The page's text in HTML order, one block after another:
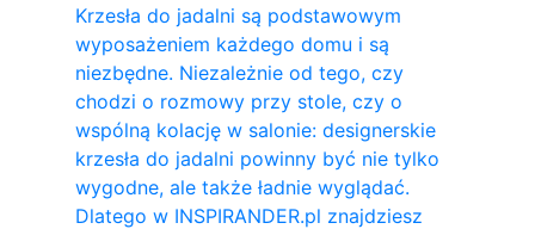
Krzesła do jadalni są podstawowym
wyposażeniem każdego domu i są
niezbędne. Niezależnie od tego, czy
chodzi o rozmowy przy stole, czy o
wspólną kolację w salonie: designerskie
krzesła do jadalni powinny być nie tylko
wygodne, ale także ładnie wyglądać.
Dlatego w INSPIRANDER.pl znajdziesz